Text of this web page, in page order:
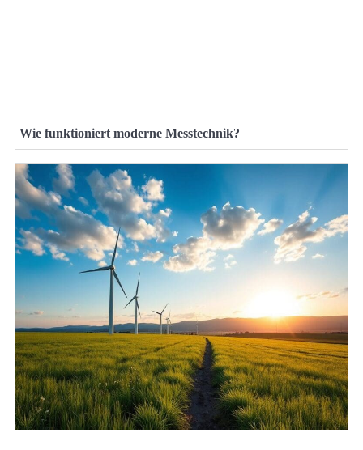
Wie funktioniert moderne Messtechnik?